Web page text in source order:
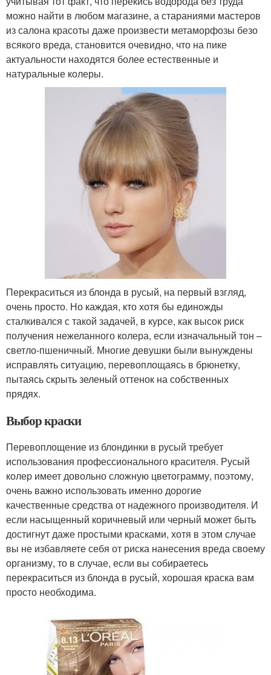
можно найти в любом магазине, а стараниями мастеров
из салона красоты даже произвести метаморфозы безо
всякого вреда, становится очевидно, что на пике
актуальности находятся более естественные и
натуральные колеры.
Перекраситься из блонда в русый, на первый взгляд,
очень просто. Но каждая, кто хотя бы единожды
сталкивался с такой задачей, в курсе, как высок риск
получения нежеланного колера, если изначальный тон –
светло-пшеничный. Многие девушки были вынуждены
исправлять ситуацию, перевоплощаясь в брюнетку,
пытаясь скрыть зеленый оттенок на собственных
прядях.
Выбор краски
Перевоплощение из блондинки в русый требует
использования профессионального красителя. Русый
колер имеет довольно сложную цветограмму, поэтому,
очень важно использовать именно дорогие
качественные средства от надежного производителя. И
если насыщенный коричневый или черный может быть
достигнут даже простыми красками, хотя в этом случае
вы не избавляете себя от риска нанесения вреда своему
организму, то в случае, если вы собираетесь
перекраситься из блонда в русый, хорошая краска вам
просто необходима.